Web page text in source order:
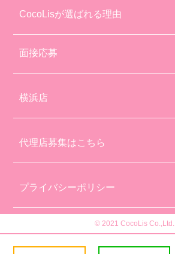
CocoLisが選ばれる理由
面接応募
横浜店
代理店募集はこちら
プライバシーポリシー
© 2021 CocoLis Co.,Ltd.